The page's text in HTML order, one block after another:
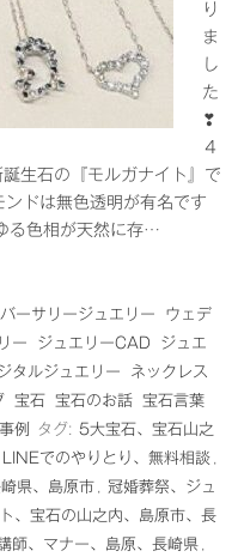
り
ま
し
た
❣
４
生石の『モルガナイト』で
ドは無色透明が有名です
る色相が天然に存…
ーサリージュエリー
ウェデ
ー ジュエリーCAD
ジュエ
タルジュエリー
ネックレス
宝石 宝石のお話
宝石言葉
例 タグ: 5大宝石、宝石山之
LINEでのやりとり、無料相談
県、島原市
冠婚葬祭、ジュ
、宝石の山之内、島原市、長
師、マナー、島原、長崎県